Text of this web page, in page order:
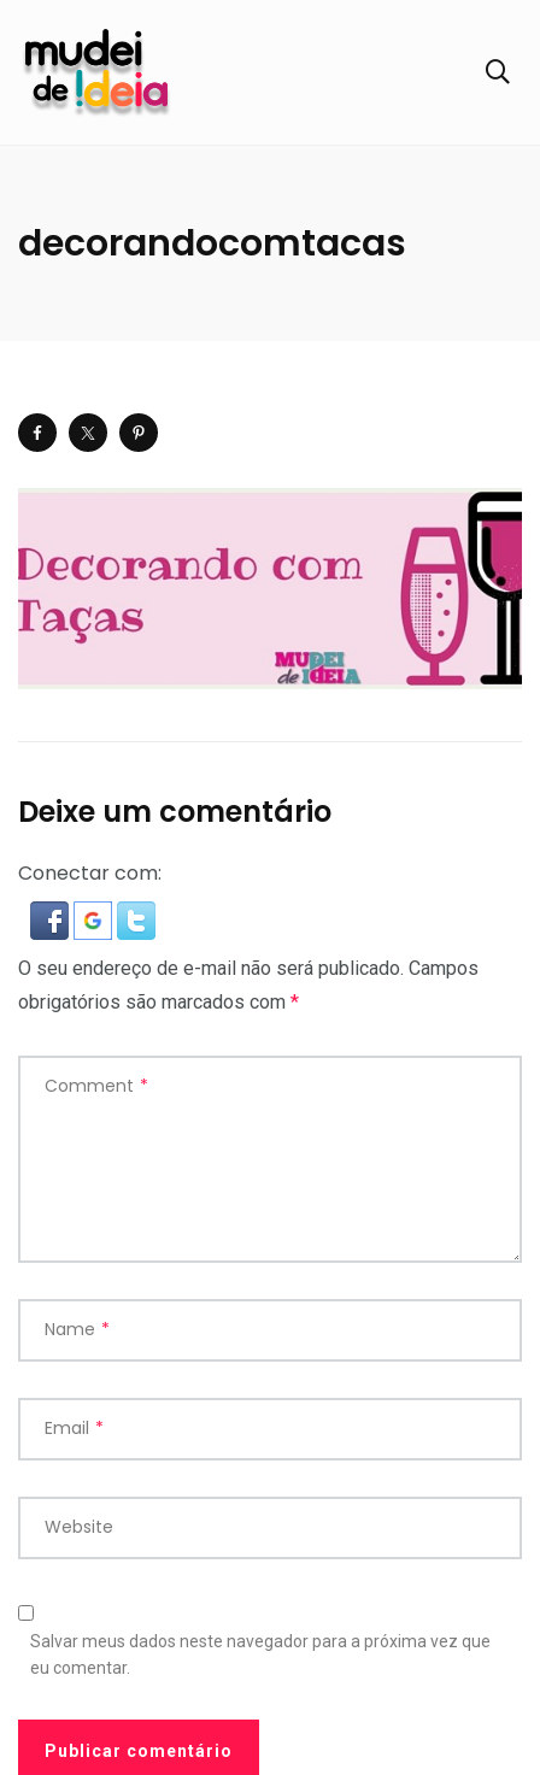
decorandocomtacas
Deixe um comentário
Conectar com:
O seu endereço de e-mail não será publicado. Campos
obrigatórios são marcados com *
Comment *
Name *
Email *
Website
Salvar meus dados neste navegador para a próxima vez que
eu comentar.